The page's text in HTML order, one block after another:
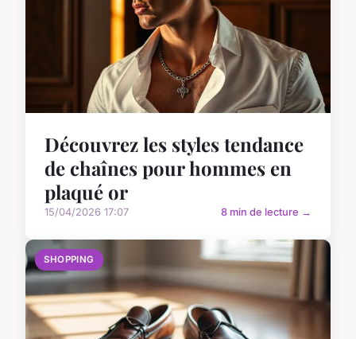
Découvrez les styles tendance
de chaînes pour hommes en
plaqué or
15/04/2026 17:07 8 min de lecture →
SHOPPING